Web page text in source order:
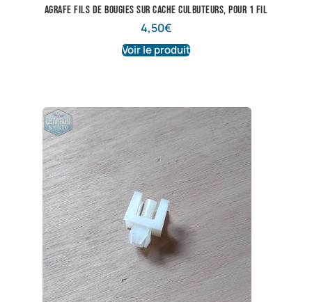
Agrafe fils de bougies sur cache culbuteurs, pour 1 fil
4,50€
Voir le produit